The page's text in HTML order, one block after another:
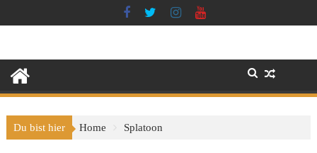
to
Du bist hier Home Splatoon